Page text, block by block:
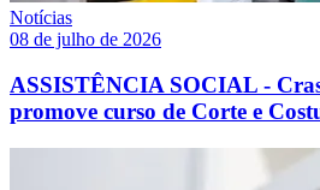
Notícias
08 de julho de 2026
ASSISTÊNCIA SOCIAL -
promove curso de Corte e